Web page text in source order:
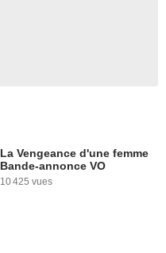
La Vengeance d'une femme
Bande-annonce VO
10 425 vues